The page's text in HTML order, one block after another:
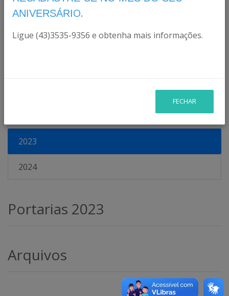
Menus
2023
2024
Portarias 2023
Arquivos
ANIVERSÁRIO.
Ligue (43)3535-9356 e obtenha mais informações.
FECHAR